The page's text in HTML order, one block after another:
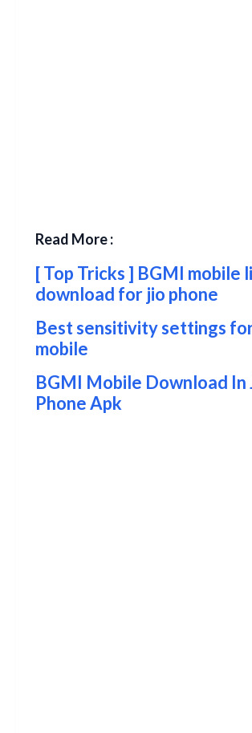
Read More :
[ Top Tricks ] BGMI mobile
download for jio phone
Best sensitivity settings
mobile
BGMI Mobile Download In
Phone Apk